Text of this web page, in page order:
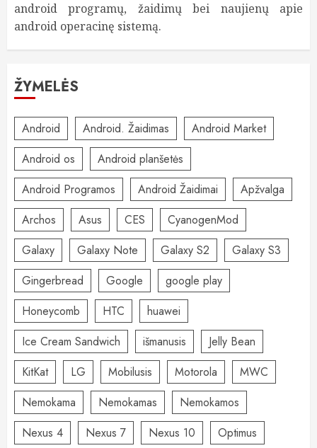
android programų, žaidimų bei naujienų apie
android operacinę sistemą.
ŽYMELĖS
Android Android. Žaidimas
Android Market
Android os
Android planšetės
Android Programos
Android Žaidimai
Apžvalga
Archos
Asus CES
CyanogenMod
Galaxy
Galaxy Note Galaxy S2
Galaxy S3
Gingerbread
Google
google play
Honeycomb
HTC
huawei
Ice Cream Sandwich
išmanusis
Jelly Bean
KitKat
LG Mobilusis Motorola
MWC
Nemokama
Nemokamas
Nemokamos
Nexus 4
Nexus 7 Nexus 10
Optimus